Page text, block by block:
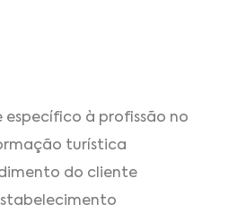
específico à profissão no
turística
do cliente